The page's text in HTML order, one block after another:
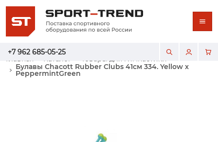
+7 962 685-05-25
Главная Каталог
Товары для гимнастики
Булавы Chacott Rubber Clubs 41см 334. Yellow x
PeppermintGreen